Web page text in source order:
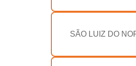
SÃO LUIZ DO